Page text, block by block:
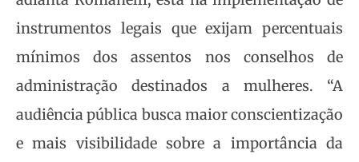
instrumentos legais que exijam percentuais
mínimos dos assentos nos conselhos de
administração destinados a mulheres. “A
audiência pública busca maior conscientização
e mais visibilidade sobre a importância da